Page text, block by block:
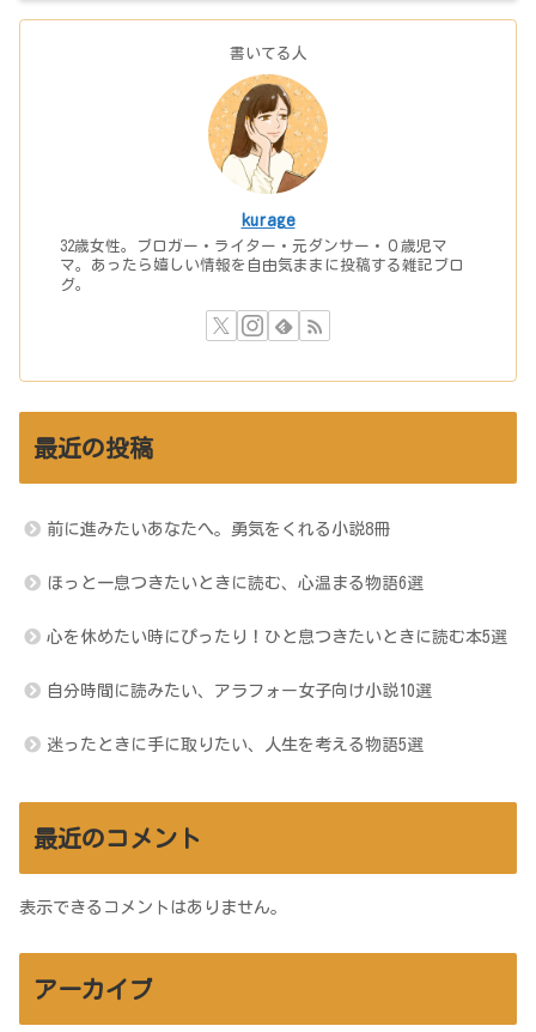
書いてる人
kurage
32歳女性。ブロガー・ライター・元ダンサー・０歳児マ
マ。あったら嬉しい情報を自由気ままに投稿する雑記ブロ
グ。
最近の投稿
前に進みたいあなたへ。勇気をくれる小説8冊
ほっと一息つきたいときに読む、心温まる物語6選
心を休めたい時にぴったり！ひと息つきたいときに読む本5選
自分時間に読みたい、アラフォー女子向け小説10選
迷ったときに手に取りたい、人生を考える物語5選
最近のコメント
表示できるコメントはありません。
アーカイブ